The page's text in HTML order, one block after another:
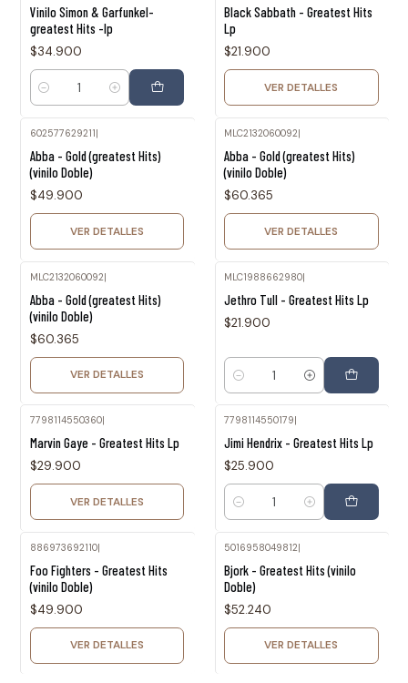
Vinilo Simon & Garfunkel-
greatest Hits -lp
$34.900
Cantidad
Black Sabbath - Greatest Hits
Lp
$21.900
VER DETALLES
602577629211
Abba - Gold (greatest Hits)
(vinilo Doble)
$49.900
VER DETALLES
MLC2132060092
Abba - Gold (greatest Hits)
(vinilo Doble)
$60.365
VER DETALLES
MLC2132060092|
Abba - Gold (greatest Hits)
(vinilo Doble)
$60.365
VER DETALLES
MLC1988662980|
Jethro Tull - Greatest Hits Lp
$21.900
Cantidad
7798114550360|
Marvin Gaye - Greatest Hits Lp
$29.900
VER DETALLES
7798114550179
Jimi Hendrix - Greatest Hits Lp
$25.900
Cantidad
886973692110|
Foo Fighters - Greatest Hits
(vinilo Doble)
$49.900
VER DETALLES
5016958049812|
Bjork - Greatest Hits (vinilo
Doble)
$52.240
VER DETALLES